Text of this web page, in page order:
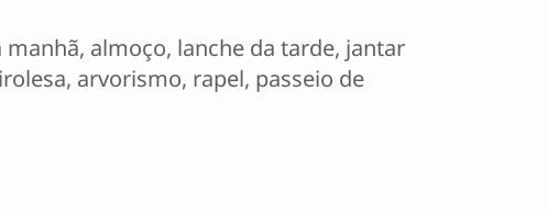
almoço, lanche da tarde, jantar
arvorismo, rapel, passeio de